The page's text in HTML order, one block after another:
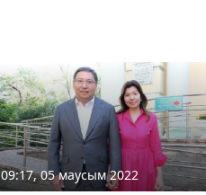
09:17, 05 маусым 2022